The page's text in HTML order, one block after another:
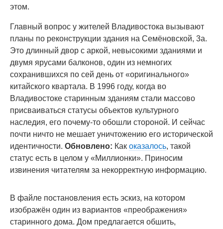
этом.
Главный вопрос у жителей Владивостока вызывают
планы по реконструкции здания на Семёновской, 3а.
Это длинный двор с аркой, невысокими зданиями и
двумя ярусами балконов, один из немногих
сохранившихся по сей день от «оригинального»
китайского квартала. В 1996 году, когда во
Владивостоке старинным зданиям стали массово
присваиваться статусы объектов культурного
наследия, его почему-то обошли стороной. И сейчас
почти ничто не мешает уничтожению его исторической
идентичности. Обновлено: Как оказалось, такой
статус есть в целом у «Миллионки». Приносим
извинения читателям за некорректную информацию.
В файле постановления есть эскиз, на котором
изображён один из вариантов «преображения»
старинного дома. Дом предлагается обшить,